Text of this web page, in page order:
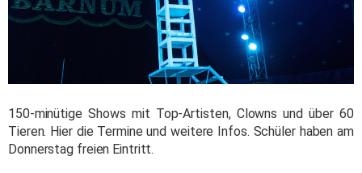
150-minütige Shows mit Top-Artisten, Clowns und über 60
Tieren. Hier die Termine und weitere Infos. Schüler haben am
Donnerstag freien Eintritt.